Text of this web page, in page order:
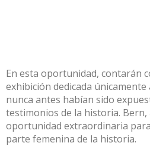
En esta oportunidad, contarán
exhibición dedicada únicamente
nunca antes habían sido
testimonios de la historia. Bern,
oportunidad extraordinaria
parte femenina de la historia.